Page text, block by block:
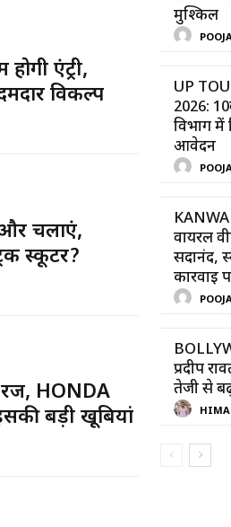
एंट्री,
विकल्प
और चलाएं,
स्कूटर?
HONDA
बड़ी खूबियां
मुश्किल
UP
2026:
विभाग
आवेदन
वायरल
सदानंद,
कार्रवाई
प्रदीप
तेजी से